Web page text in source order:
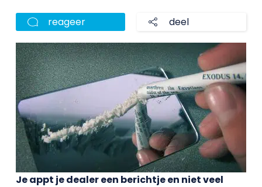
reageer deel
Je appt je dealer een berichtje en niet veel